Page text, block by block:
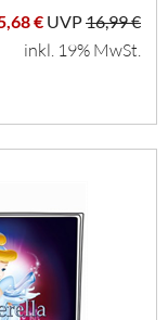
€ UVP16,99 €
inkl. 19% MwSt.